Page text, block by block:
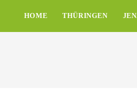
HOME THÜRINGEN